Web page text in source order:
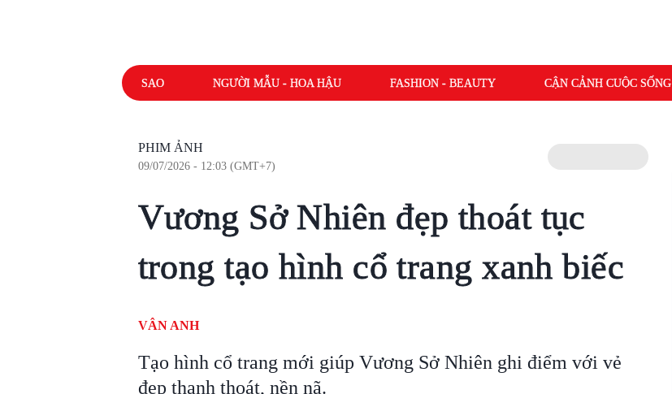
SAO NGƯỜI MẪU - HOA HẬU FASHION - BEAUTY CẬN CẢNH CUỘC SỐNG
PHIM ẢNH
09/07/2026 - 12:03 (GMT+7)
Vương Sở Nhiên đẹp thoát tục
trong tạo hình cổ trang xanh biếc
VÂN ANH
Tạo hình cổ trang mới giúp Vương Sở Nhiên ghi điểm với vẻ
đẹp thanh thoát, nền nã.